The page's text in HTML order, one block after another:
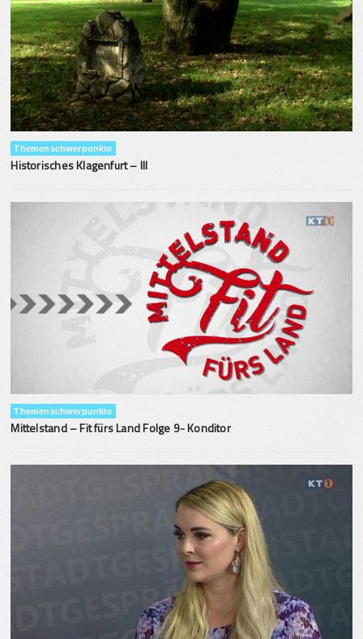
Themenschwerpunkte
Historisches Klagenfurt – III
Themenschwerpunkte
Mittelstand – Fit fürs Land Folge 9- Konditor